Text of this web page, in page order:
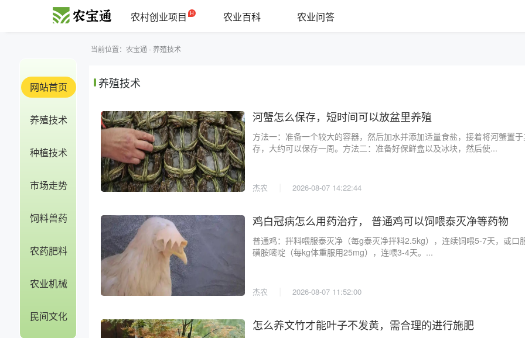
农村创业项目 农业百科 农业问答
当前位置： 农宝通 -养殖技术
网站首页
养殖技术
种植技术
市场走势
饲料兽药
农药肥料
农业机械
民间文化
养殖技术
河蟹怎么保存，短时间可以放盆里养殖
方法一：准备一个较大的容器，然后加水并添加适量食盐，接着将河蟹置
存，大约可以保存一周。方法二：准备好保鲜盒以及冰块，然后使...
杰农 2026-08-07 14:22:44
鸡白冠病怎么用药治疗， 普通鸡可以饲喂泰灭净等药物
普通鸡：拌料喂服泰灭净（每g泰灭净拌料2.5kg），连续饲喂5-7天，或口
磺胺嘧啶（每kg体重服用25mg），连喂3-4天。...
杰农 2026-08-07 11:52:00
怎么养文竹才能叶子不发黄，需合理的进行施肥